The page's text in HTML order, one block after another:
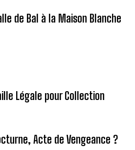
de Bal à la Maison Blanche
Légale pour Collection
Acte de Vengeance ?